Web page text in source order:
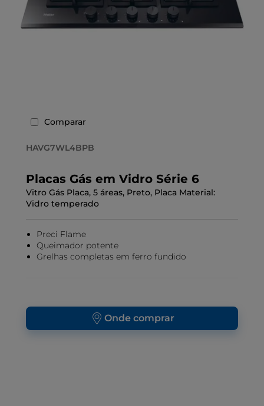
Comparar
HAVG7WL4BPB
Placas Gás em Vidro Série 6
Vitro Gás Placa, 5 áreas, Preto, Placa Material:
Vidro temperado
Preci Flame
Queimador potente
Grelhas completas em ferro fundido
Onde comprar